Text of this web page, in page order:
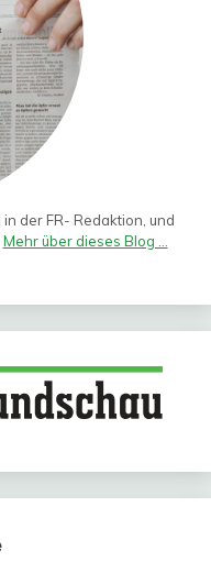
der FR- Redaktion, und
Mehr über dieses Blog ...